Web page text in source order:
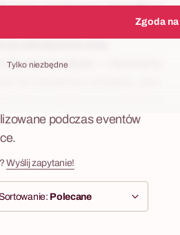
Tylko niezbędne
Zgoda
z kreatywną atmosferą i
Od warsztatów
dla pracowników — tworzymy
podczas eventów
Wyślij zapytanie!
Polecane